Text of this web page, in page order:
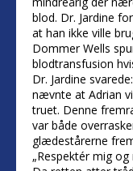
blod. Dr. Jardine
at han ikke ville
Dommer Wells
blodtransfusion
Dr. Jardine
nævnte at Adrian
truet. Denne
var både
glædestårerne
„Respektér mig og